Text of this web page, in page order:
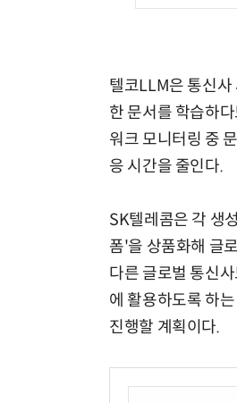
텔코LLM은 통신사
한 문서를 학습하
워크 모니터링 중
응 시간을 줄인다.
SK텔레콤은 각 생
폼'을 상품화해 글
다른 글로벌 통신
에 활용하도록 하
진행할 계획이다.